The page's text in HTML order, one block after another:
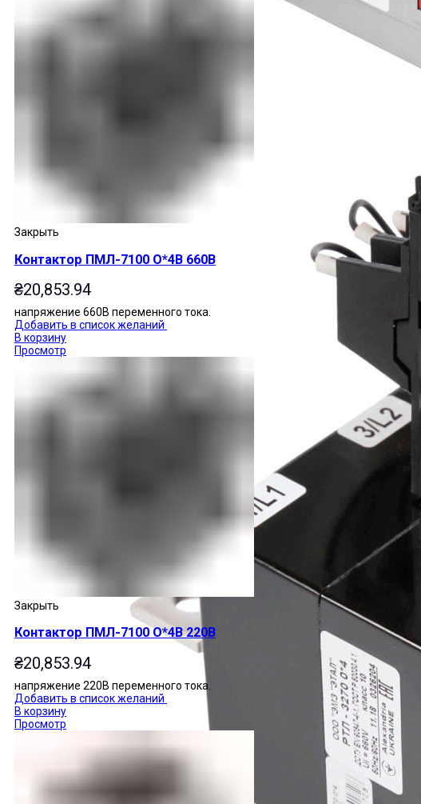
Закрыть
Контактор ПМЛ-7100 О*4В 660В
₴20,853.94
напряжение 660В переменного тока.
Добавить в список желаний
В корзину
Просмотр
Закрыть
Контактор ПМЛ-7100 О*4В 220В
₴20,853.94
напряжение 220В переменного тока.
Добавить в список желаний
В корзину
Просмотр